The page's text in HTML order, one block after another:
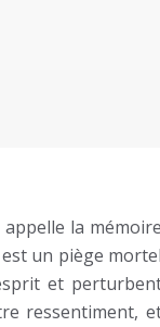
appelle la mémoire
un piège mortel
et
ressentiment,